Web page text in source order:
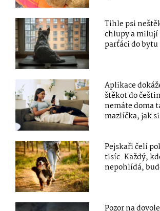
Tihle psi
chlupy a milují
parťáci do
Aplikace
štěkot do
nemáte doma
mazlíčka, jak
Pejskaři čelí
tisíc. Každý,
nepohlídá,
Pozor na